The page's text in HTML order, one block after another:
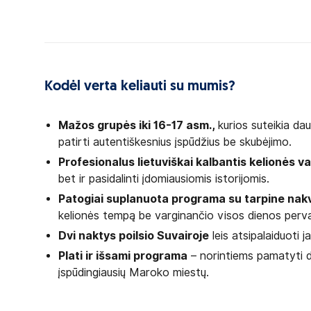
Kodėl verta keliauti su mumis?
Mažos grupės iki 16-17 asm., kurios suteikia
patirti autentiškesnius įspūdžius be skubėjimo.
Profesionalus lietuviškai kalbantis kelionės
bet ir pasidalinti įdomiausiomis istorijomis.
Patogiai suplanuota programa su tarpine
kelionės tempą be varginančio visos dienos
Dvi naktys poilsio Suvairoje leis atsipalaiduoti
Plati ir išsami programa – norintiems pamatyti
įspūdingiausių Maroko miestų.